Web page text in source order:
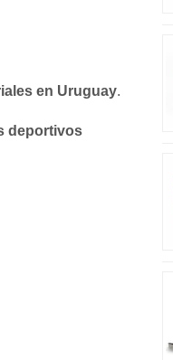
en Uruguay.
deportivos